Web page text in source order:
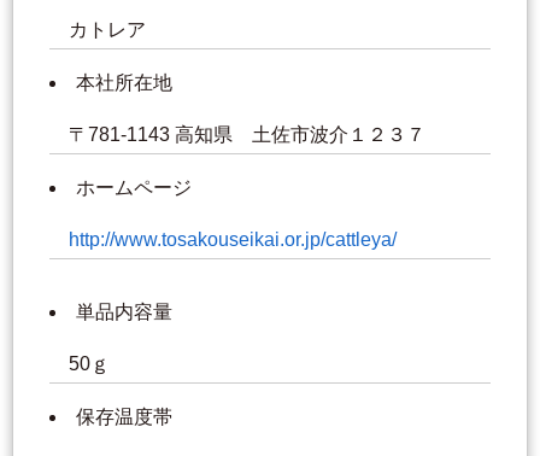
カトレア
本社所在地
〒781-1143 高知県 土佐市波介１２３７
ホームページ
http://www.tosakouseikai.or.jp/cattleya/
単品内容量
50ｇ
保存温度帯